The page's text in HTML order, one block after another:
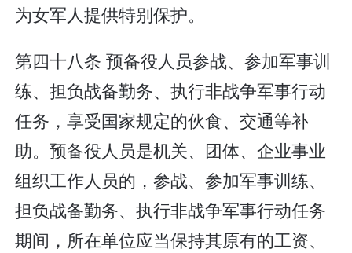
为女军人提供特别保护。
第四十八条 预备役人员参战、参加军事训
练、担负战备勤务、执行非战争军事行动
任务，享受国家规定的伙食、交通等补
助。预备役人员是机关、团体、企业事业
组织工作人员的，参战、参加军事训练、
担负战备勤务、执行非战争军事行动任务
期间，所在单位应当保持其原有的工资、